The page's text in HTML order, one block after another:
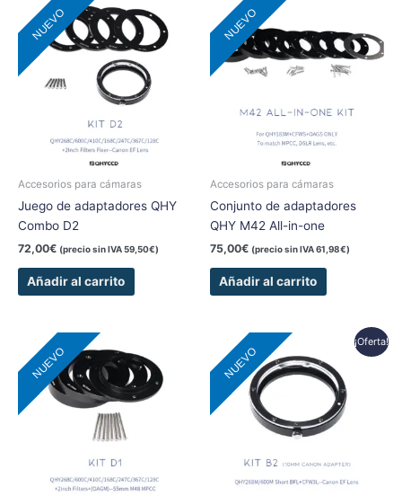
NUEVO
Accesorios para cámaras
Juego de adaptadores QHY
Combo D2
72,00€ (precio sin IVA59,50€)
Añadir al carrito
NUEVO
Accesorios para cámaras
Conjunto de adaptadores
QHY M42 All-in-one
75,00€ (precio sin IVA61,98€)
Añadir al carrito
NUEVO
¡Oferta!
NUEVOprecio
original
era:
42,50€.
El
actual
39,95€.